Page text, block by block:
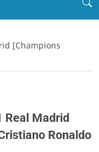
[Champions
Real Madrid
Ronaldo